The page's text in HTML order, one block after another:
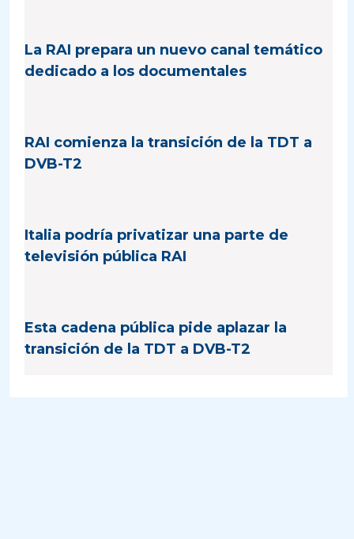
La RAI prepara un nuevo canal temático
dedicado a los documentales
RAI comienza la transición de la TDT a
DVB-T2
Italia podría privatizar una parte de
televisión pública RAI
Esta cadena pública pide aplazar la
transición de la TDT a DVB-T2